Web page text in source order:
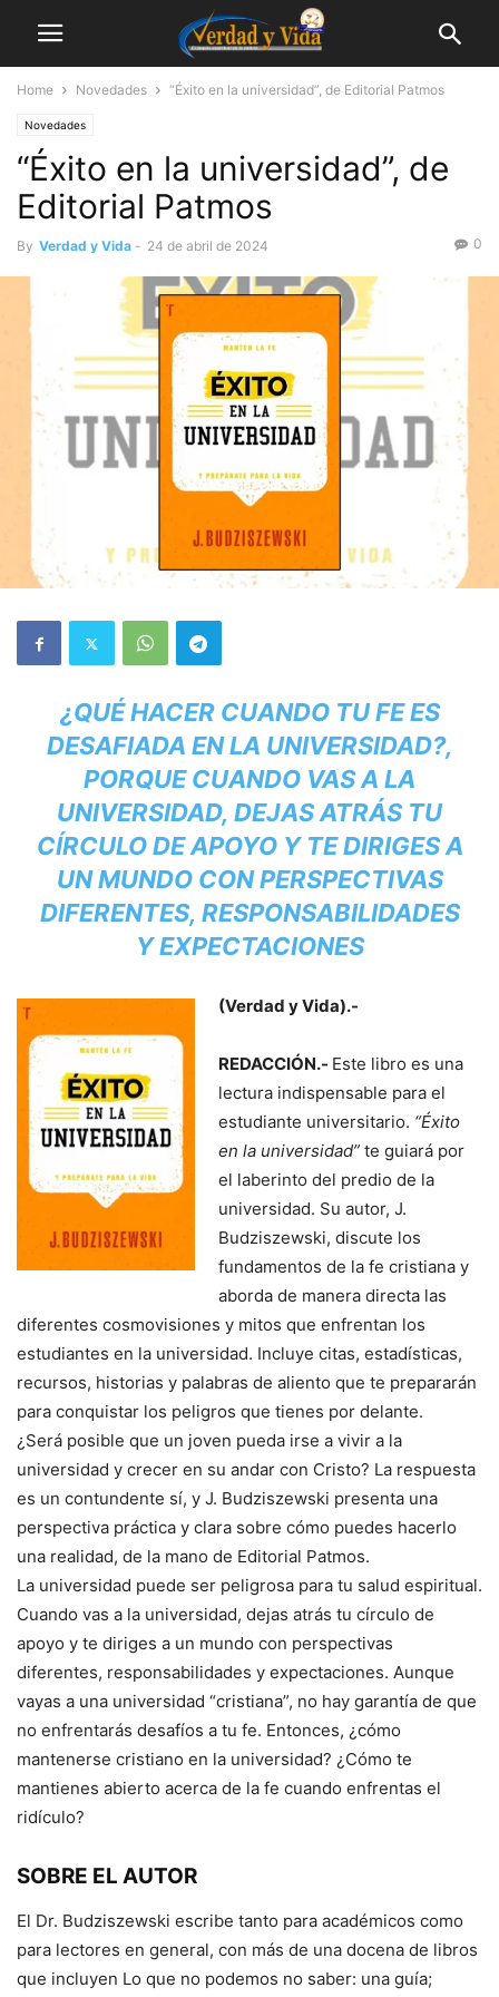
Home Novedades “Éxito en la universidad”, de Editorial Patmos
Novedades
“Éxito en la universidad”, de
Editorial Patmos
By Verdad y Vida - 24 de abril de 2024 0
¿QUÉ HACER CUANDO TU FE ES
DESAFIADA EN LA UNIVERSIDAD?,
PORQUE CUANDO VAS A LA
UNIVERSIDAD, DEJAS ATRÁS TU
CÍRCULO DE APOYO Y TE DIRIGES A
UN MUNDO CON PERSPECTIVAS
DIFERENTES, RESPONSABILIDADES
Y EXPECTACIONES
(Verdad y Vida).-
REDACCIÓN.- Este libro es una
lectura indispensable para el
estudiante universitario. “Éxito
en la universidad” te guiará por
el laberinto del predio de la
universidad. Su autor, J.
Budziszewski, discute los
fundamentos de la fe cristiana y
aborda de manera directa las
diferentes cosmovisiones y mitos que enfrentan los
estudiantes en la universidad. Incluye citas, estadísticas,
recursos, historias y palabras de aliento que te prepararán
para conquistar los peligros que tienes por delante.
¿Será posible que un joven pueda irse a vivir a la
universidad y crecer en su andar con Cristo? La respuesta
es un contundente sí, y J. Budziszewski presenta una
perspectiva práctica y clara sobre cómo puedes hacerlo
una realidad, de la mano de Editorial Patmos.
La universidad puede ser peligrosa para tu salud espiritual.
Cuando vas a la universidad, dejas atrás tu círculo de
apoyo y te diriges a un mundo con perspectivas
diferentes, responsabilidades y expectaciones. Aunque
vayas a una universidad “cristiana”, no hay garantía de que
no enfrentarás desafíos a tu fe. Entonces, ¿cómo
mantenerse cristiano en la universidad? ¿Cómo te
mantienes abierto acerca de la fe cuando enfrentas el
ridículo?
SOBRE EL AUTOR
El Dr. Budziszewski escribe tanto para académicos como
para lectores en general, con más de una docena de libros
que incluyen Lo que no podemos no saber: una guía;